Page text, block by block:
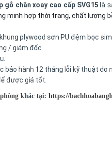
gỗ chân xoay cao cấp SVG15 là
minh hợp thời trang, chất lượng
plywood sơn PU đệm bọc
/ giám đốc.
bảo hành 12 tháng lỗi kỹ thuật do
được giá tốt.
khác tại: https://